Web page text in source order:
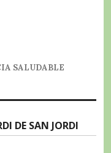
SALUDABLE
DE SAN JORDI